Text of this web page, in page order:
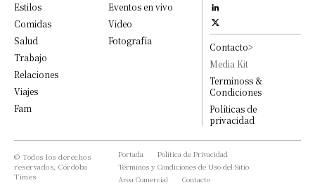
Estilos
Comidas
Salud
Trabajo
Relaciones
Viajes
Fam
Eventos en vivo
Video
Fotografía
Contacto>
Media Kit
Terminoss &
Condiciones
Políticas de
privacidad
© Todos los derechos
reservados, Córdoba
Times
Portada
Política de Privacidad
Términos y Condiciones de Uso del Sitio
Area Comercial
Contacto